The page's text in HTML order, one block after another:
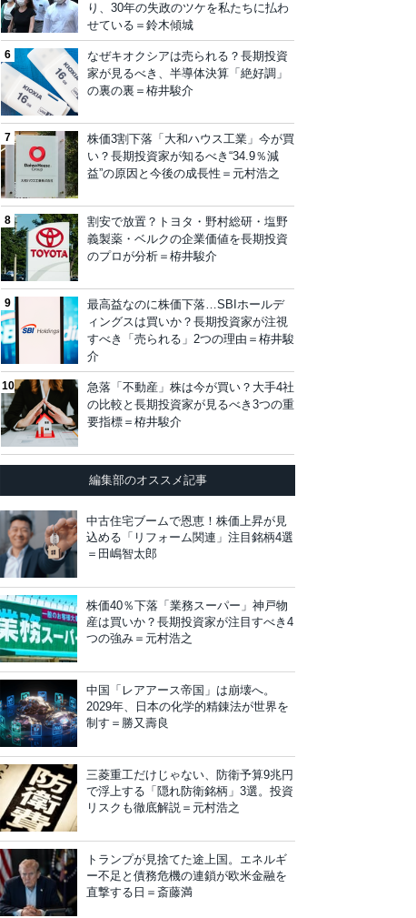
り、30年の失政のツケを私たちに払わ
せている＝鈴木傾城
なぜキオクシアは売られる？長期投資
家が見るべき、半導体決算「絶好調」
の裏の裏＝栫井駿介
株価3割下落「大和ハウス工業」今が買
い？長期投資家が知るべき“34.9％減
益”の原因と今後の成長性＝元村浩之
割安で放置？トヨタ・野村総研・塩野
義製薬・ベルクの企業価値を長期投資
のプロが分析＝栫井駿介
最高益なのに株価下落…SBIホールデ
ィングスは買いか？長期投資家が注視
すべき「売られる」2つの理由＝栫井駿
介
急落「不動産」株は今が買い？大手4社
の比較と長期投資家が見るべき3つの重
要指標＝栫井駿介
編集部のオススメ記事
中古住宅ブームで恩恵！株価上昇が見
込める「リフォーム関連」注目銘柄4選
＝田嶋智太郎
株価40％下落「業務スーパー」神戸物
産は買いか？長期投資家が注目すべき4
つの強み＝元村浩之
中国「レアアース帝国」は崩壊へ。
2029年、日本の化学的精錬法が世界を
制す＝勝又壽良
三菱重工だけじゃない、防衛予算9兆円
で浮上する「隠れ防衛銘柄」3選。投資
リスクも徹底解説＝元村浩之
トランプが見捨てた途上国。エネルギ
ー不足と債務危機の連鎖が欧米金融を
直撃する日＝斎藤満